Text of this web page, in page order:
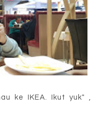
ke IKEA. Ikut yuk" ,